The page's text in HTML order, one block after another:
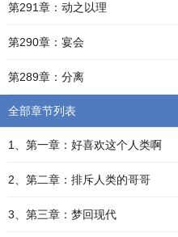
第291章：动之以理
第290章：宴会
第289章：分离
全部章节列表
1、第一章：好喜欢这个人类啊
2、第二章：排斥人类的哥哥
3、第三章：梦回现代